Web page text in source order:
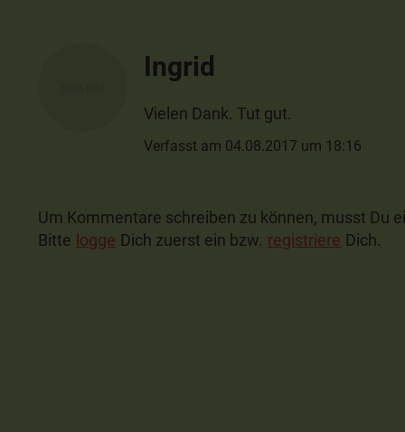
Ingrid
Vielen Dank. Tut gut.
Verfasst am 04.08.2017 um 18:16
Um Kommentare schreiben zu können, musst Du
Bitte logge Dich zuerst ein bzw. registriere Dich.